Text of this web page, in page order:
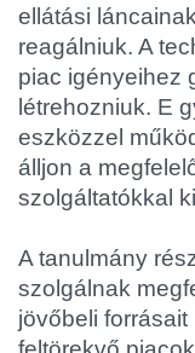
ellátási
reagálniuk. A
piac igényeihez
létrehozniuk. E
eszközzel
álljon a
szolgáltatókkal
A tanulmány
szolgálnak
jövőbeli